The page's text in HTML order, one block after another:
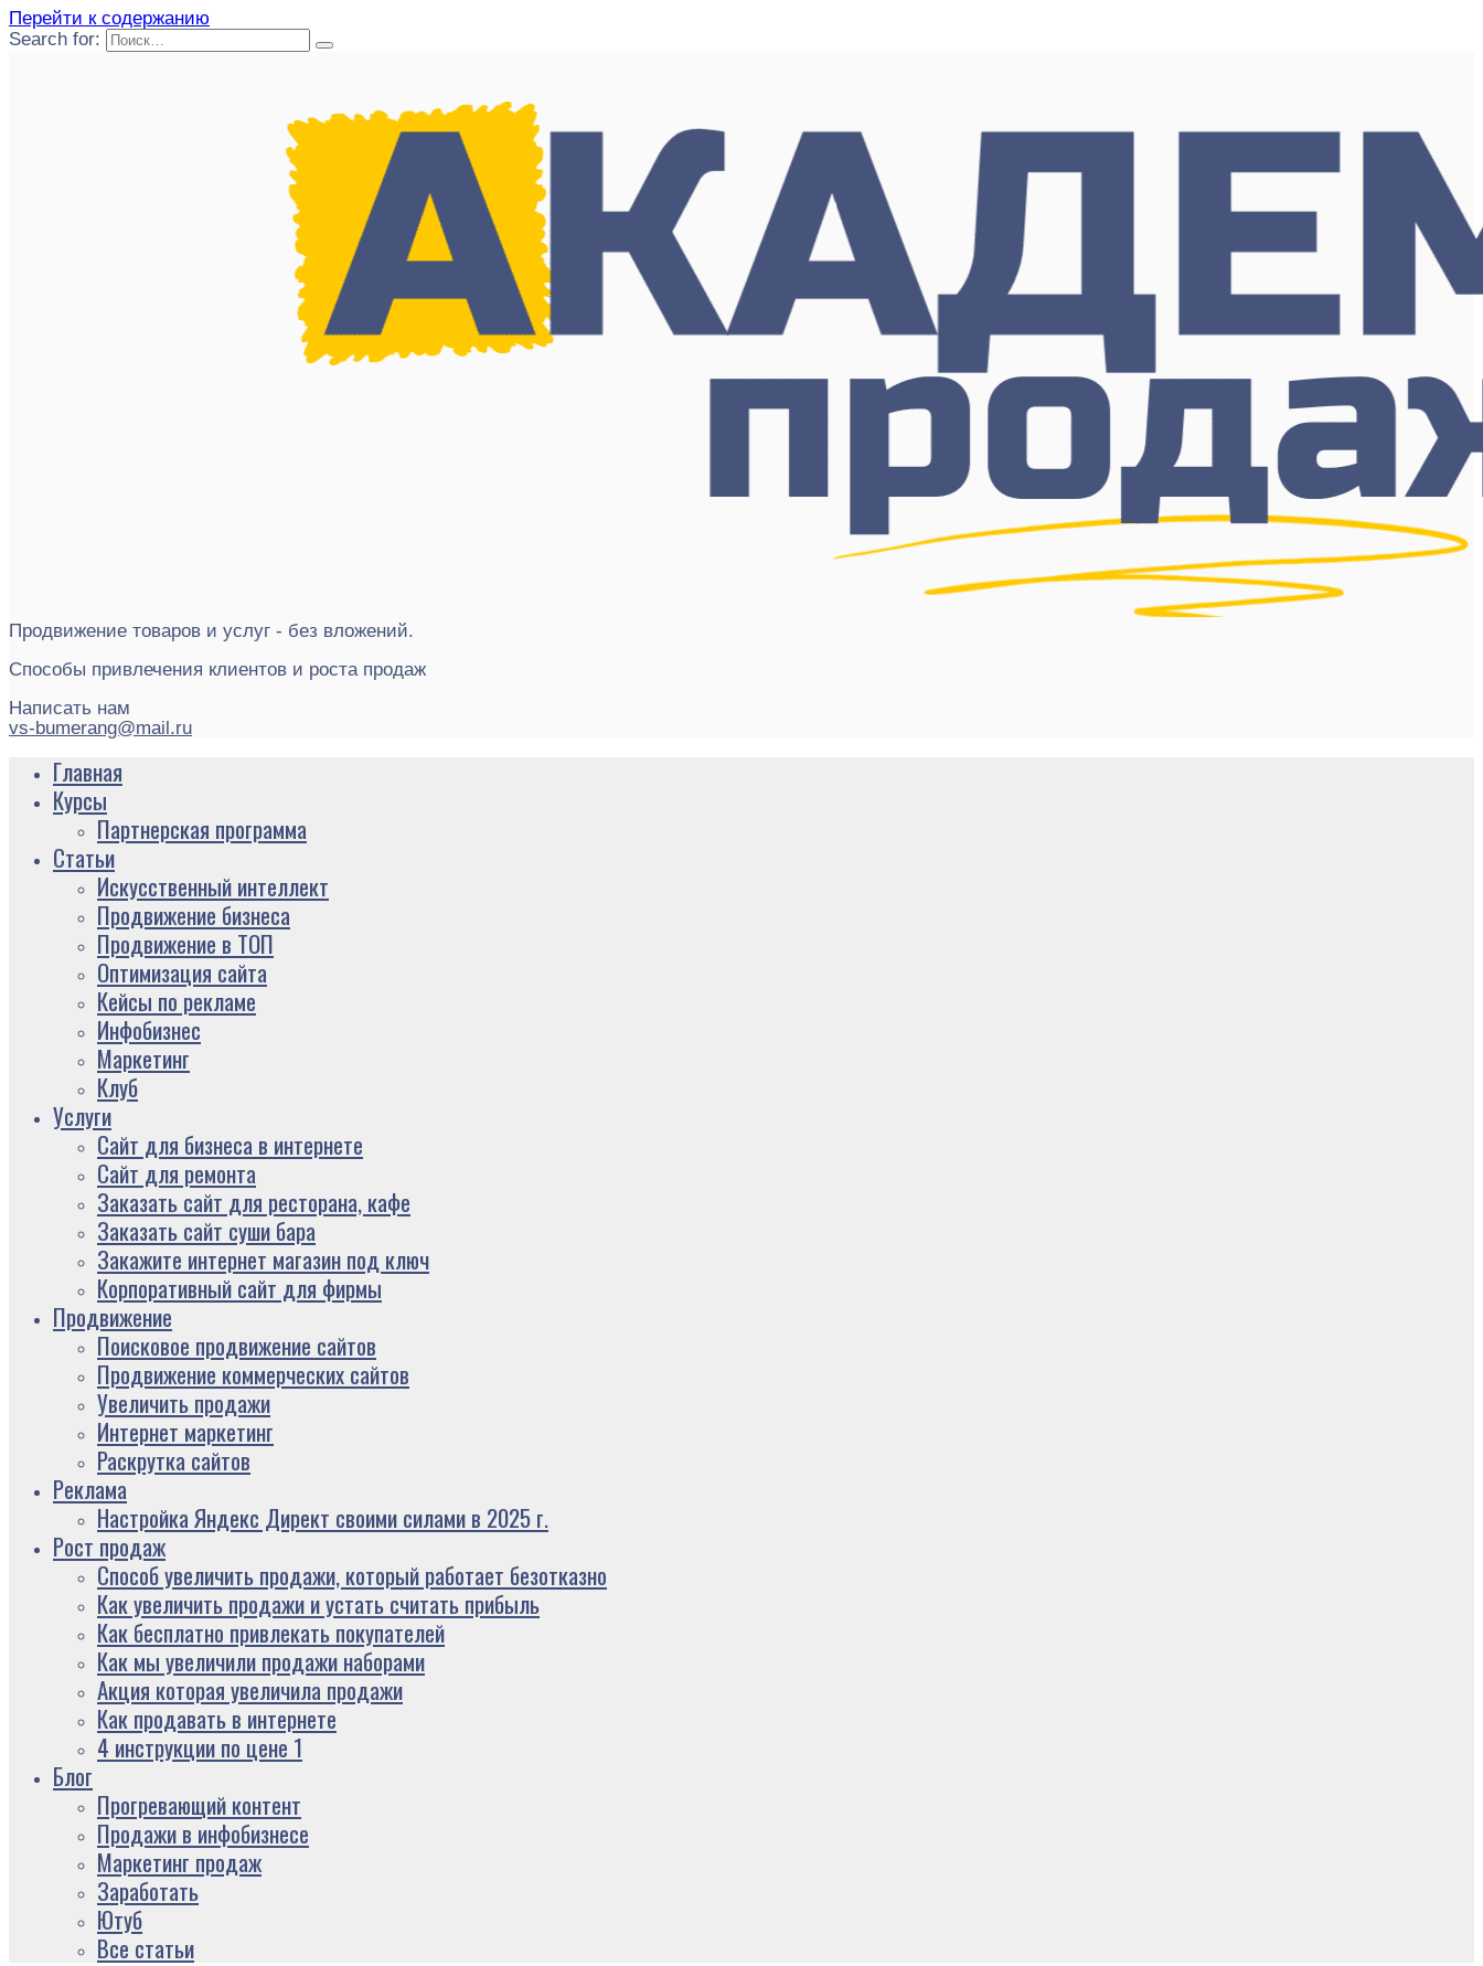
Перейти к содержанию
Search for:
Продвижение товаров и услуг - без вложений.
Способы привлечения клиентов и роста продаж
Написать нам
vs-bumerang@mail.ru
Главная
Курсы
Партнерская программа
Статьи
Искусственный интеллект
Продвижение бизнеса
Продвижение в ТОП
Оптимизация сайта
Кейсы по рекламе
Инфобизнес
Маркетинг
Клуб
Услуги
Сайт для бизнеса в интернете
Сайт для ремонта
Заказать сайт для ресторана, кафе
Заказать сайт суши бара
Закажите интернет магазин под ключ
Корпоративный сайт для фирмы
Продвижение
Поисковое продвижение сайтов
Продвижение коммерческих сайтов
Увеличить продажи
Интернет маркетинг
Раскрутка сайтов
Реклама
Настройка Яндекс Директ своими силами в 2025 г.
Рост продаж
Способ увеличить продажи, который работает безотказно
Как увеличить продажи и устать считать прибыль
Как бесплатно привлекать покупателей
Как мы увеличили продажи наборами
Акция которая увеличила продажи
Как продавать в интернете
4 инструкции по цене 1
Блог
Прогревающий контент
Продажи в инфобизнесе
Маркетинг продаж
Заработать
Ютуб
Все статьи